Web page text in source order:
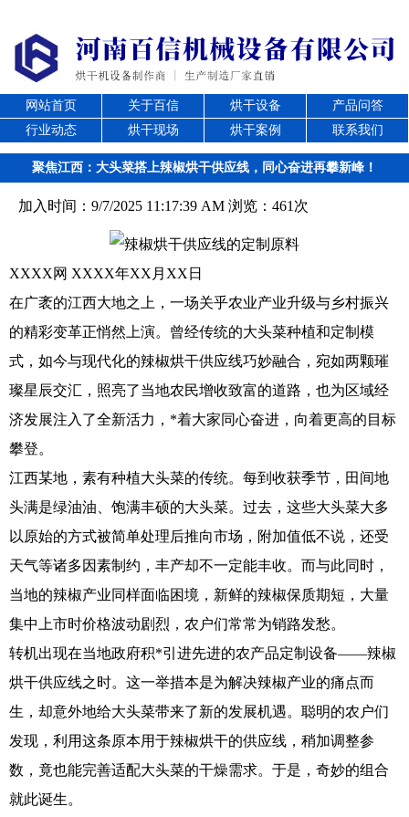
网站首页 关于百信 烘干设备
产品问答
行业动态
烘干现场 烘干案例 联系我们
聚焦江西：大头菜搭上辣椒烘干供应线，同心奋进再攀新峰！
加入时间：9/7/2025 11:17:39 AM 浏览：461次
XXXX网 XXXX年XX月XX日
在广袤的江西大地之上，一场关乎农业产业升级与乡村振兴
的精彩变革正悄然上演。曾经传统的大头菜种植和定制模
式，如今与现代化的辣椒烘干供应线巧妙融合，宛如两颗璀
璨星辰交汇，照亮了当地农民增收致富的道路，也为区域经
济发展注入了全新活力，*着大家同心奋进，向着更高的目标
攀登。
江西某地，素有种植大头菜的传统。每到收获季节，田间地
头满是绿油油、饱满丰硕的大头菜。过去，这些大头菜大多
以原始的方式被简单处理后推向市场，附加值低不说，还受
天气等诸多因素制约，丰产却不一定能丰收。而与此同时，
当地的辣椒产业同样面临困境，新鲜的辣椒保质期短，大量
集中上市时价格波动剧烈，农户们常常为销路发愁。
转机出现在当地政府积*引进先进的农产品定制设备——辣椒
烘干供应线之时。这一举措本是为解决辣椒产业的痛点而
生，却意外地给大头菜带来了新的发展机遇。聪明的农户们
发现，利用这条原本用于辣椒烘干的供应线，稍加调整参
数，竟也能完善适配大头菜的干燥需求。于是，奇妙的组合
就此诞生。